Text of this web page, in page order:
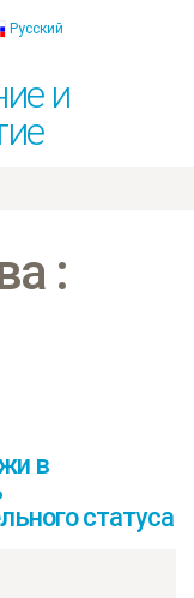
Русский
и
:
в
статуса